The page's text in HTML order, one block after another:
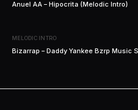
Anuel AA – Hipocrita (Melodic Intro)
MELODIC INTRO
Bizarrap – Daddy Yankee Bzrp Music